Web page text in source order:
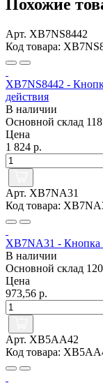
Похожие
Арт. XB7NS8442
Код товара:
XB7NS8442 -
действия
В наличии
Основной склад
Цена
1 824 р.
Арт. XB7NA31
Код товара:
XB7NA31 - Кнопка
В наличии
Основной склад
Цена
973,56 р.
Арт. XB5AA42
Код товара: